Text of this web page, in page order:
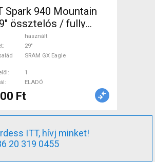
Spark 940 Mountain
össztelós / fully
Eagle használt
használt
29"
SRAM GX Eagle
1
ELADÓ
Ft
ITT, hívj minket!
20 319 0455